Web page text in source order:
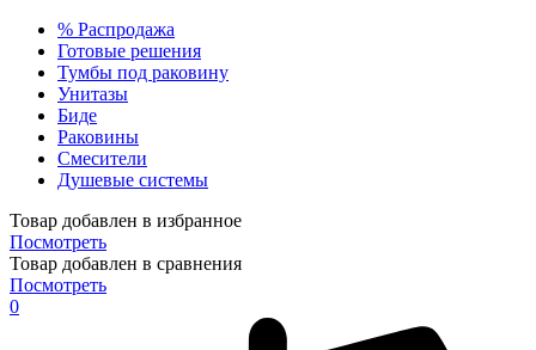
% Распродажа
Готовые решения
Тумбы под раковину
Унитазы
Биде
Раковины
Смесители
Душевые системы
Товар добавлен в избранное
Посмотреть
Товар добавлен в сравнения
Посмотреть
0